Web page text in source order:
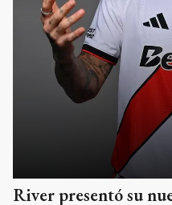
River presentó su